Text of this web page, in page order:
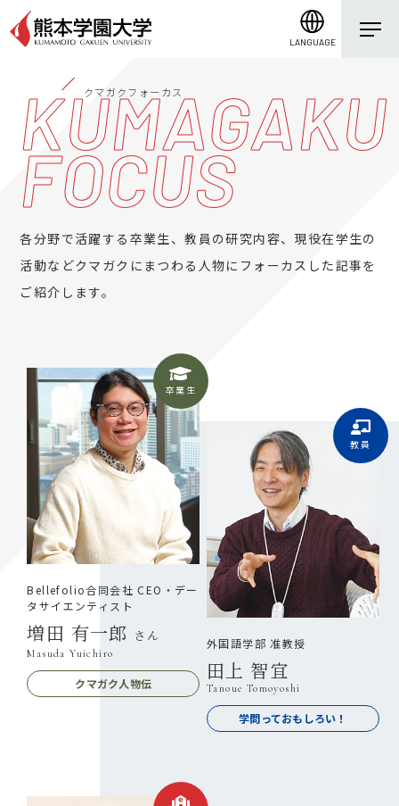
LANGUAGE
クマガクフォーカス
KUMAGAKU
FOCUS
各分野で活躍する卒業生、教員の研究内容、現役在学生の
活動などクマガクにまつわる人物にフォーカスした記事を
ご紹介します。
卒業生
Bellefolio合同会社 CEO・デー
タサイエンティスト
増田 有一郎 さん
Masuda Yuichiro
クマガク人物伝
教員
外国語学部 准教授
田上 智宜
Tanoue Tomoyoshi
学問っておもしろい！